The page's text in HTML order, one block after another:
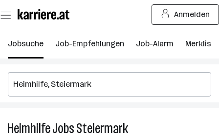
Seiteninhalt
springen
Anmelden
Jobsuche Job-Empfehlungen Job-Alarm Merkliste
HeimhilfeJobsSteiermarkHeimhilfe